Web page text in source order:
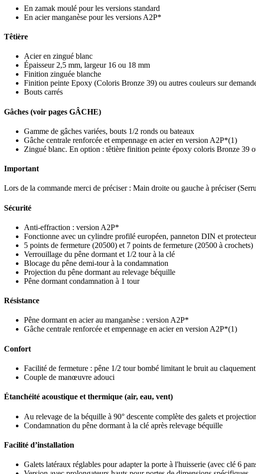
En zamak moulé pour les versions standard
En acier manganèse pour les versions A2P*
Têtière
Acier en zingué blanc
Épaisseur 2,5 mm, largeur 16 ou 18 mm
Finition zinguée blanche
Finition peinte Epoxy (Coloris Bronze 39) ou autres couleurs sur
Bouts carrés
Gâches (voir pages GÂCHE)
Gamme de gâches variées, bouts 1/2 ronds ou bateaux
Gâche centrale renforcée et empennage en acier en version A2P*(1)
Zingué blanc. En option : têtière finition peinte époxy coloris Bronze 39
Important
Lors de la commande merci de préciser : Main droite ou gauche à préciser
Sécurité
Anti-effraction : version A2P*
Fonctionne avec un cylindre profilé européen, panneton DIN et
5 points de fermeture (20500) et 7 points de fermeture (20500 à crochets)
Verrouillage du pêne dormant et 1/2 tour à la clé
Blocage du pêne demi-tour à la condamnation
Projection du pêne dormant au relevage béquille
Pêne dormant condamnation à 1 tour
Résistance
Pêne dormant en acier au manganèse : version A2P*
Gâche centrale renforcée et empennage en acier en version A2P*(1)
Confort
Facilité de fermeture : pêne 1/2 tour bombé limitant le bruit au claquement
Couple de manœuvre adouci
Étanchéité acoustique et thermique (air, eau, vent)
Au relevage de la béquille à 90° descente complète des galets et
Condamnation du pêne dormant à la clé après relevage béquille
Facilité d’installation
Galets latéraux réglables pour adapter la porte à l'huisserie (avec clé 6